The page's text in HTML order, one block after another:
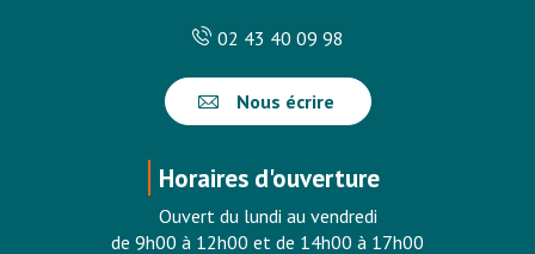
02 43 40 09 98
Nous écrire
Horaires d'ouverture
Ouvert du lundi au vendredi
de 9h00 à 12h00 et de 14h00 à 17h00